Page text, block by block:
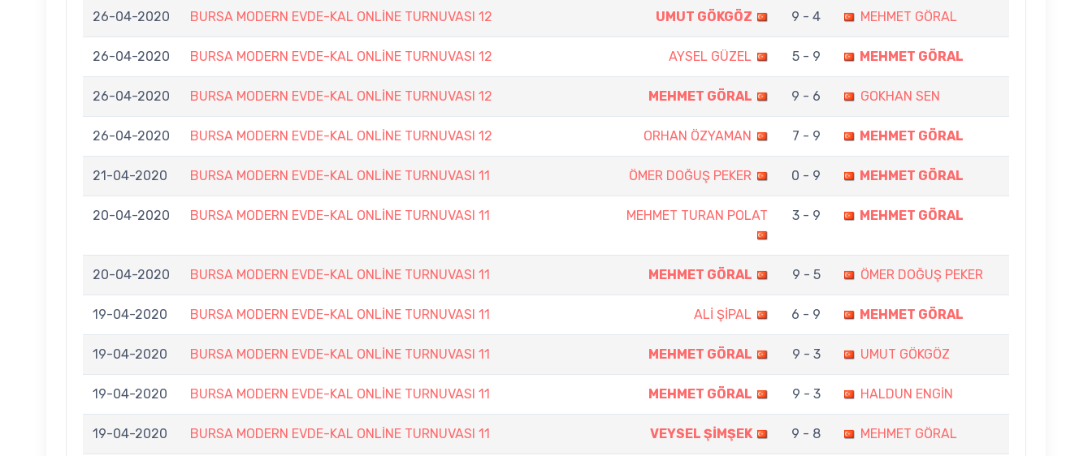
26-04-2020 BURSA MODERN EVDE-KAL ONLİNE TURNUVASI 12 UMUT GÖKGÖZ 9 - 4 MEHMET GÖRAL
26-04-2020 BURSA MODERN EVDE-KAL ONLİNE TURNUVASI 12 AYSEL GÜZEL 5 - 9 MEHMET GÖRAL
26-04-2020 BURSA MODERN EVDE-KAL ONLİNE TURNUVASI 12 MEHMET GÖRAL 9 - 6 GOKHAN SEN
26-04-2020 BURSA MODERN EVDE-KAL ONLİNE TURNUVASI 12 ORHAN ÖZYAMAN 7 - 9 MEHMET GÖRAL
21-04-2020 BURSA MODERN EVDE-KAL ONLİNE TURNUVASI 11 ÖMER DOĞUŞ PEKER 0 - 9 MEHMET GÖRAL
20-04-2020 BURSA MODERN EVDE-KAL ONLİNE TURNUVASI 11 MEHMET TURAN POLAT 3 - 9 MEHMET GÖRAL
20-04-2020 BURSA MODERN EVDE-KAL ONLİNE TURNUVASI 11 MEHMET GÖRAL 9 - 5 ÖMER DOĞUŞ PEKER
19-04-2020 BURSA MODERN EVDE-KAL ONLİNE TURNUVASI 11 ALİ ŞİPAL 6 - 9 MEHMET GÖRAL
19-04-2020 BURSA MODERN EVDE-KAL ONLİNE TURNUVASI 11 MEHMET GÖRAL 9 - 3 UMUT GÖKGÖZ
19-04-2020 BURSA MODERN EVDE-KAL ONLİNE TURNUVASI 11 MEHMET GÖRAL 9 - 3 HALDUN ENGİN
19-04-2020 BURSA MODERN EVDE-KAL ONLİNE TURNUVASI 11 VEYSEL ŞİMŞEK 9 - 8 MEHMET GÖRAL